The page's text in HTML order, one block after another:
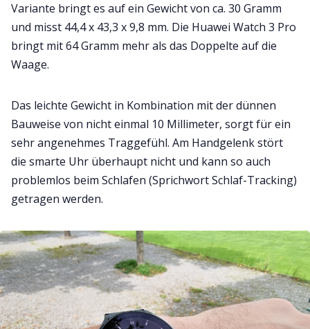
Variante bringt es auf ein Gewicht von ca. 30 Gramm
und misst 44,4 x 43,3 x 9,8 mm. Die Huawei Watch 3 Pro
bringt mit 64 Gramm mehr als das Doppelte auf die
Waage.
Das leichte Gewicht in Kombination mit der dünnen
Bauweise von nicht einmal 10 Millimeter, sorgt für ein
sehr angenehmes Traggefühl. Am Handgelenk stört
die smarte Uhr überhaupt nicht und kann so auch
problemlos beim Schlafen (Sprichwort Schlaf-Tracking)
getragen werden.